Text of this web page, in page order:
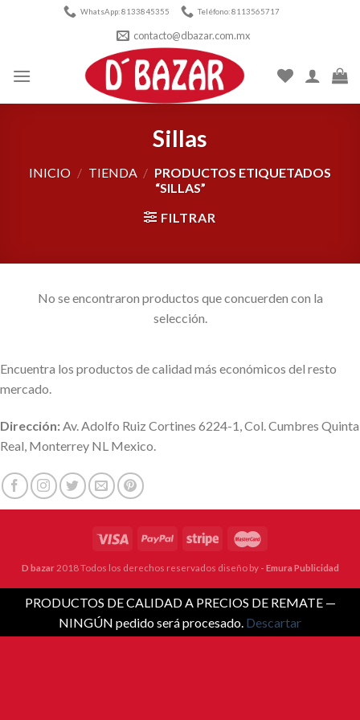
WhatsApp: 8133845355 Teléfono: 8113565717
contacto@dbazar.com.mx
Sillas
INICIO / TIENDA / PRODUCTOS ETIQUETADOS
“SILLAS”
FILTRAR
No se encontraron productos que concuerden con la
selección.
Encuentra los productos de calidad más económicos del resto
mercado.
Dirección:Av. Adolfo Ruiz Cortines 6224-1, Col. Cumbres Quinta
Real, Monterrey NL Mexico.
D bazar 2018 Todos los derechos reservados diseño by - Emura Publicidad
PRODUCTOS DE CALIDAD A PRECIOS DE REMATE —
NINGÚN pedido será procesado. Descartar